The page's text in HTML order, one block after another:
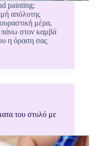
painting;
απόλυτης
μέρα,
πάνω στον καμβά
η όραση σας
του στυλό με